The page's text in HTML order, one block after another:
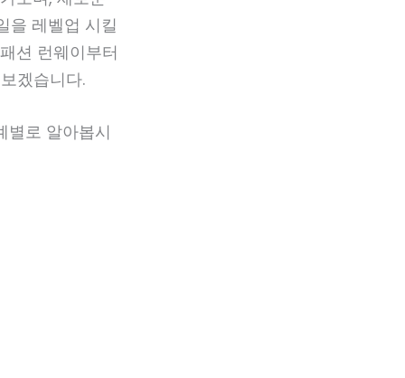
을 레벨업 시킬
션 런웨이부터
겠습니다.
로 알아봅시